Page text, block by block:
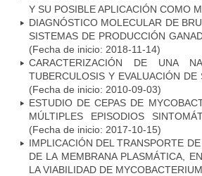
Y SU POSIBLE APLICACIÓN COMO
DIAGNÓSTICO MOLECULAR DE
SISTEMAS DE PRODUCCIÓN
(Fecha de inicio: 2018-11-14)
CARACTERIZACIÓN DE UNA
TUBERCULOSIS Y EVALUACIÓN
(Fecha de inicio: 2010-09-03)
ESTUDIO DE CEPAS DE
MÚLTIPLES EPISODIOS
(Fecha de inicio: 2017-10-15)
IMPLICACIÓN DEL TRANSPORTE
DE LA MEMBRANA PLASMÁTICA,
LA VIABILIDAD DE